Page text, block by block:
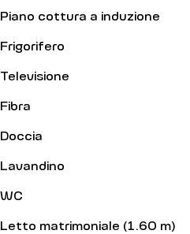
Piano cottura a induzione
Frigorifero
Televisione
Fibra
Doccia
Lavandino
WC
Letto matrimoniale (1.60 m)